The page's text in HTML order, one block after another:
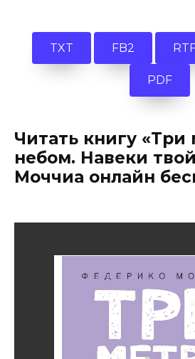
TXT FB2
PDF
Читать книгу «Три
небом. Навеки
Моччиа онлайн